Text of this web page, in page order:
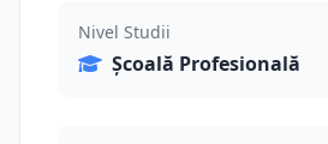
Nivel Studii
Școală Profesională